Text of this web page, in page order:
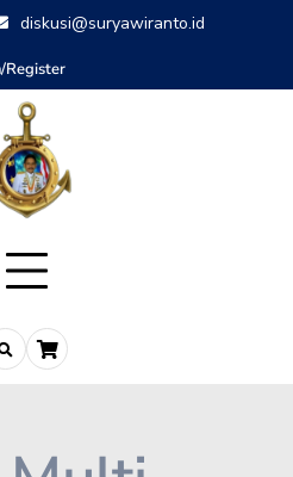
diskusi@suryawiranto.id
Register